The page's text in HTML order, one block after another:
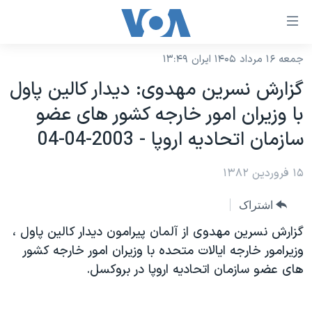
لینکهای
دسترسی
جهش
محتوای
اصلی
به
صفحه
جهش
به
جستجو
نسخه سبک وب‌سایت
موضوع ها
ایران
آمریکا
جهان
ورزشی
گزیده‌ها
ویژه برنامه‌ها
برنامه های تلویزیونی
جدول برنامه ها
صفحه‌های ویژه
جام جهانی ۲۰۲۶
عملیات خشم حماسی
۲۵۰سالگی آمریکا
فرکانس‌های صدای آمریکا
پخش رادیویی
جمعه ۱۶ مرداد ۱۴۰۵ ایران ۱۳:۴۹
گزارش نسرين مهدوی: ديدار کالين پاول
با وزيران امور خارجه کشور های عضو
سازمان اتحاديه اروپا - 2003-04-04
۱۵ فروردین ۱۳۸۲
اشتراک
گزارش نسرين مهدوی از آلمان پيرامون ديدار کالين پاول ،
وزيرامور خارجه ايالات متحده با وزيران امور خارجه کشور
های عضو سازمان اتحاديه اروپا در بروکسل.